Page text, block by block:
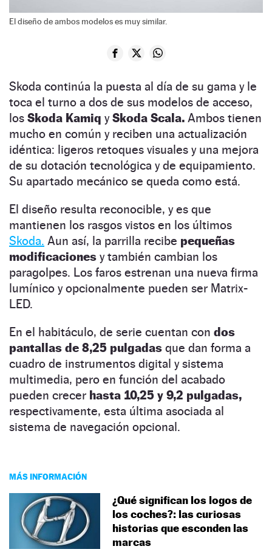
El diseño de ambos modelos es muy similar.
Skoda continúa la puesta al día de su gama y le
toca el turno a dos de sus modelos de acceso,
los Skoda Kamiq ySkoda Scala. Ambos tienen
mucho en común y reciben una actualización
idéntica: ligeros retoques visuales y una mejora
de su dotación tecnológica y de equipamiento.
Su apartado mecánico se queda como está.
El diseño resulta reconocible, y es que
mantienen los rasgos vistos en los últimos
Skoda. Aun así, la parrilla recibe pequeñas
modificaciones y también cambian los
paragolpes. Los faros estrenan una nueva firma
lumínico y opcionalmente pueden ser Matrix-
LED.
En el habitáculo, de serie cuentan con dos
pantallas de 8,25 pulgadas que dan forma a
cuadro de instrumentos digital y sistema
multimedia, pero en función del acabado
pueden crecer hasta 10,25 y 9,2 pulgadas,
respectivamente, esta última asociada al
sistema de navegación opcional.
MÁS INFORMACIÓN
¿Qué significan los logos de
los coches?: las curiosas
historias que esconden las
marcas